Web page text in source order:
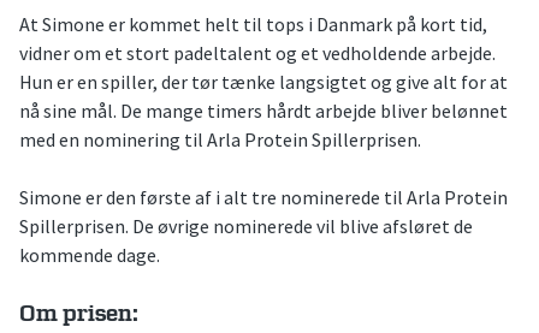
At Simone er kommet helt til tops i Danmark på kort tid,
vidner om et stort padeltalent og et vedholdende arbejde.
Hun er en spiller, der tør tænke langsigtet og give alt for at
nå sine mål. De mange timers hårdt arbejde bliver belønnet
med en nominering til Arla Protein Spillerprisen.
Simone er den første af i alt tre nominerede til Arla Protein
Spillerprisen. De øvrige nominerede vil blive afsløret de
kommende dage.
Om prisen: